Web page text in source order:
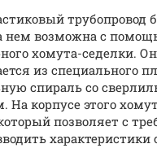
трубопровод
нем возможна с
хомута-седелки. Он
из специального
спираль со
На корпусе этого
позволяет с
характеристики